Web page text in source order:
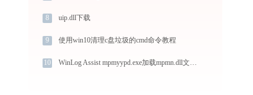
8 uip.dll下载
9 使用win10清理c盘垃圾的cmd命令教程
10 WinLog Assist mpmyypd.exe加载mpmn.dll文件丢失处理办法